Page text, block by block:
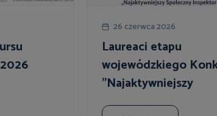
26 czerwca 2026
Laureaci etapu
wojewódzkiego
"Najaktywniejszy
Społeczny Inspektor